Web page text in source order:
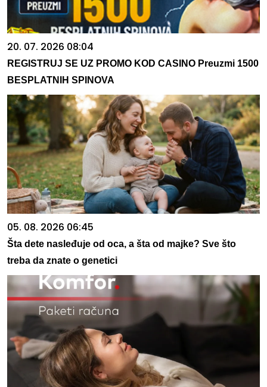
20. 07. 2026 08:04
REGISTRUJ SE UZ PROMO KOD CASINO Preuzmi 1500
BESPLATNIH SPINOVA
05. 08. 2026 06:45
Šta dete nasleđuje od oca, a šta od majke? Sve što
treba da znate o genetici